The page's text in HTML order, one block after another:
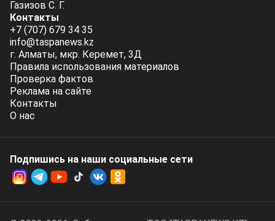
Газизов С. Г.
Контакты
+7 (707) 679 34 35
info@taspanews.kz
г. Алматы, мкр. Керемет, 3Д
Правила использования материалов
Проверка фактов
Реклама на сайте
Контакты
О нас
Подпишись на наши социальные cети